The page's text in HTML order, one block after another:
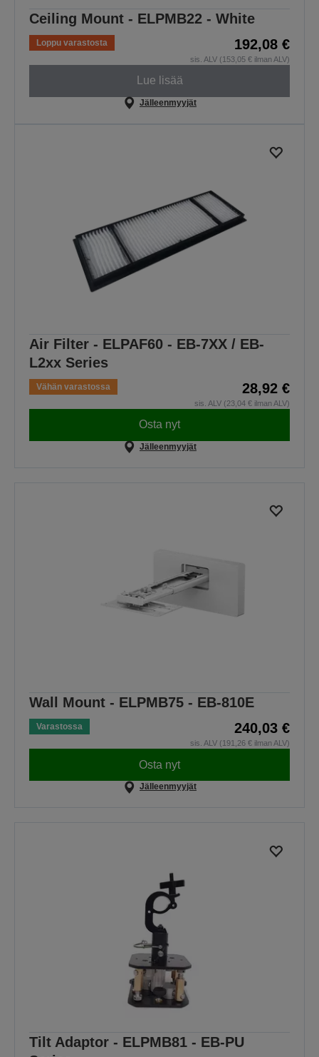
Ceiling Mount - ELPMB22 - White
Loppu varastosta 192,08 €
sis. ALV (153,05 € ilman ALV)
Lue lisää
Jälleenmyyjät
Air Filter - ELPAF60 - EB-7XX / EB-
L2xx Series
Vähän varastossa 28,92 €
sis. ALV (23,04 € ilman ALV)
Osta nyt
Jälleenmyyjät
Wall Mount - ELPMB75 - EB-810E
Varastossa 240,03 €
sis. ALV (191,26 € ilman ALV)
Osta nyt
Jälleenmyyjät
Tilt Adaptor - ELPMB81 - EB-PU